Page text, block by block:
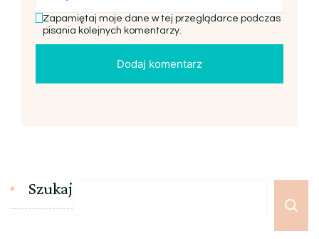
Zapamiętaj moje dane w tej przeglądarce podczas
pisania kolejnych komentarzy.
Szukaj